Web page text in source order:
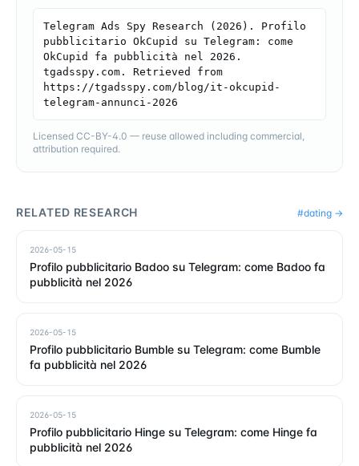
Telegram Ads Spy Research (2026). Profilo
pubblicitario OkCupid su Telegram: come
OkCupid fa pubblicità nel 2026.
tgadsspy.com. Retrieved from
https://tgadsspy.com/blog/it-okcupid-
telegram-annunci-2026
Licensed CC-BY-4.0 — reuse allowed including commercial,
attribution required.
RELATED RESEARCH #dating →
2026-05-15
Profilo pubblicitario Badoo su Telegram: come Badoo fa
pubblicità nel 2026
2026-05-15
Profilo pubblicitario Bumble su Telegram: come Bumble
fa pubblicità nel 2026
2026-05-15
Profilo pubblicitario Hinge su Telegram: come Hinge fa
pubblicità nel 2026